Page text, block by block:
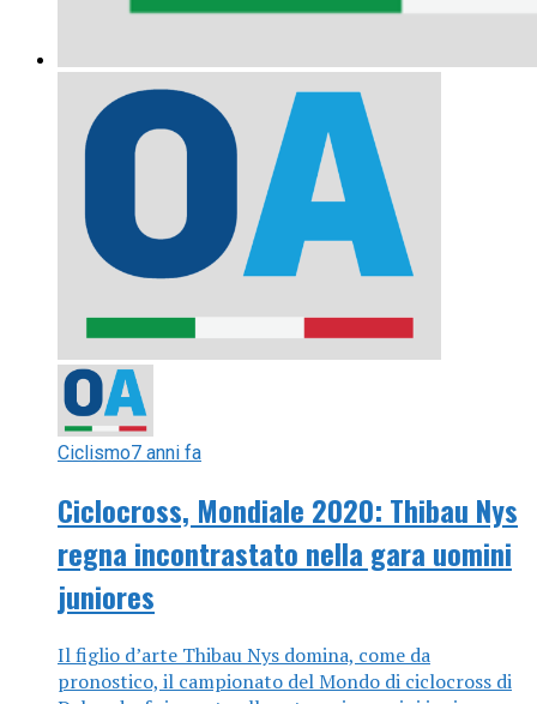
Ciclismo7 anni fa
Ciclocross, Mondiale 2020: Thibau Nys
regna incontrastato nella gara uomini
juniores
Il figlio d’arte Thibau Nys domina, come da
pronostico, il campionato del Mondo di ciclocross di